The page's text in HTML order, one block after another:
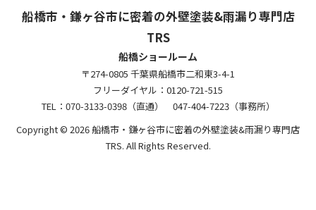
船橋市・鎌ヶ谷市に密着の外壁塗装&雨漏り専門店
TRS
船橋ショールーム
〒274-0805 千葉県船橋市二和東3-4-1
フリーダイヤル：0120-721-515
TEL：070-3133-0398（直通） 047-404-7223（事務所）
Copyright © 2026 船橋市・鎌ヶ谷市に密着の外壁塗装&雨漏り専門店
TRS. All Rights Reserved.